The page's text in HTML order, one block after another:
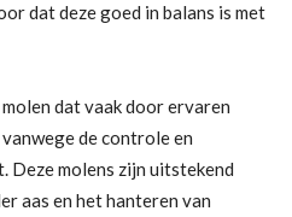
dat deze goed in balans is met
dat vaak door ervaren
de controle en
Deze molens zijn uitstekend
aas en het hanteren van